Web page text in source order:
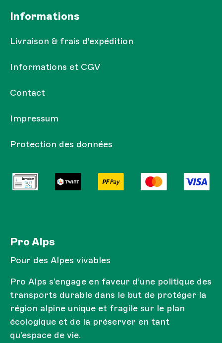
Informations
Livraison & frais d'expédition
Informations et CGV
Contact
Impressum
Protection des données
Pro Alps
Pour des Alpes vivables
Pro Alps s’engage en faveur d’une politique des
transports durable dans le but de protéger la
région alpine unique et fragile sur le plan
écologique et de la préserver en tant
qu’espace de vie.